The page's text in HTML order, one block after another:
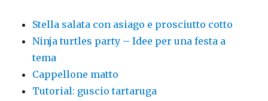
Stella salata con asiago e prosciutto cotto
Ninja turtles party – Idee per una festa a
tema
Cappellone matto
Tutorial: guscio tartaruga